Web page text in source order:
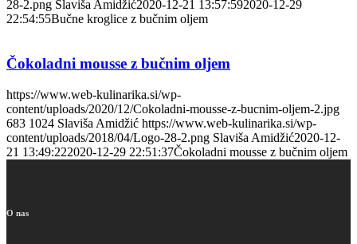
28-2.png Slaviša Amidžić2020-12-21 13:57:592020-12-29
22:54:55Bučne kroglice z bučnim oljem
Čokoladni mousse z bučnim oljem
https://www.web-kulinarika.si/wp-
content/uploads/2020/12/Cokoladni-mousse-z-bucnim-oljem-2.jpg
683 1024 Slaviša Amidžić https://www.web-kulinarika.si/wp-
content/uploads/2018/04/Logo-28-2.png Slaviša Amidžić2020-12-
21 13:49:222020-12-29 22:51:37Čokoladni mousse z bučnim oljem
O nas